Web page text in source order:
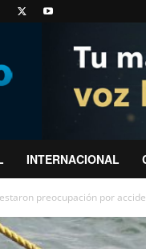
INTERNACIONAL
preocupación por